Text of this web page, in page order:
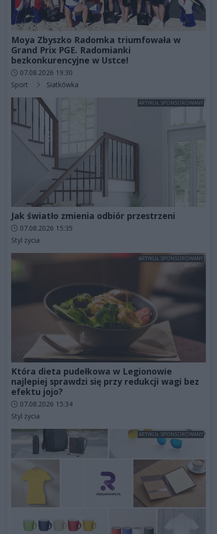
Moya Zbyszko Radomka triumfowała w
Grand Prix PGE. Radomianki
bezkonkurencyjne w Ustce!
Data dodania artykułu:
07.08.2026 19:30
Kategorie artykułu:
Sport Siatkówka
ARTYKUŁ SPONSOROWANY
Jak światło zmienia odbiór przestrzeni
Data dodania artykułu:
07.08.2026 15:35
Kategorie artykułu:
Styl życia
ARTYKUŁ SPONSOROWANY
Która dieta pudełkowa w Legionowie
najlepiej sprawdzi się przy redukcji wagi bez
efektu jojo?
Data dodania artykułu:
07.08.2026 15:34
Kategorie artykułu:
Styl życia
ARTYKUŁ SPONSOROWANY